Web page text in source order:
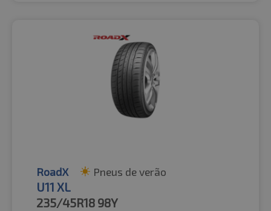
RoadX Pneus de verão
U11 XL
235/45R18 98Y